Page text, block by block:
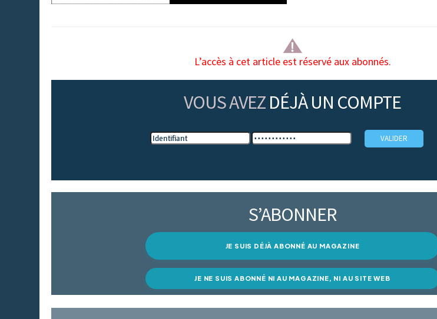
L’accès à cet article est réservé aux abonnés.
VOUS AVEZ DÉJÀ UN COMPTE
S’ABONNER
JE SUIS DÉJÀ ABONNÉ AU MAGAZINE
JE NE SUIS ABONNÉ NI AU MAGAZINE, NI AU SITE WEB